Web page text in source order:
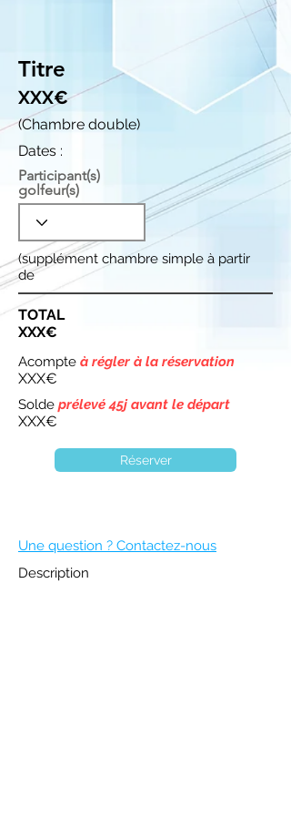
Titre
XXX€
(Chambre double)
Dates :
Participant(s)
golfeur(s)
(supplément chambre simple à partir
de
TOTAL
XXX€
Acompte à régler à la réservation
XXX€
Solde prélevé 45j avant le départ
XXX€
Réserver
Une question ? Contactez-nous
Description